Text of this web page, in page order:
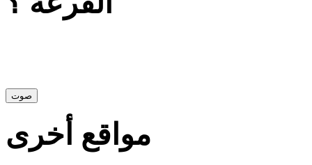
مواقع أخرى